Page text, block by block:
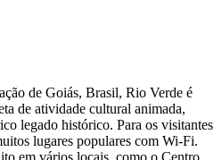
de Goiás, Brasil, Rio Verde é
de atividade cultural animada,
legado histórico. Para os visitantes
lugares populares com Wi-Fi.
em vários locais, como o Centro